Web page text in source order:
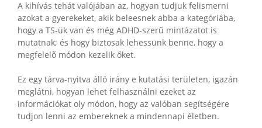
A kihívás tehát valójában az, hogyan tudjuk felismerni
azokat a gyerekeket, akik beleesnek abba a kategóriába,
hogy a TS-ük van és még ADHD-szerű mintázatot is
mutatnak; és hogy biztosak lehessünk benne, hogy a
megfelelő módon kezelik őket.
Ez egy tárva-nyitva álló irány e kutatási területen, igazán
meglátni, hogyan lehet felhasználni ezeket az
információkat oly módon, hogy az valóban segítségére
tudjon lenni az embereknek a mindennapi életben.